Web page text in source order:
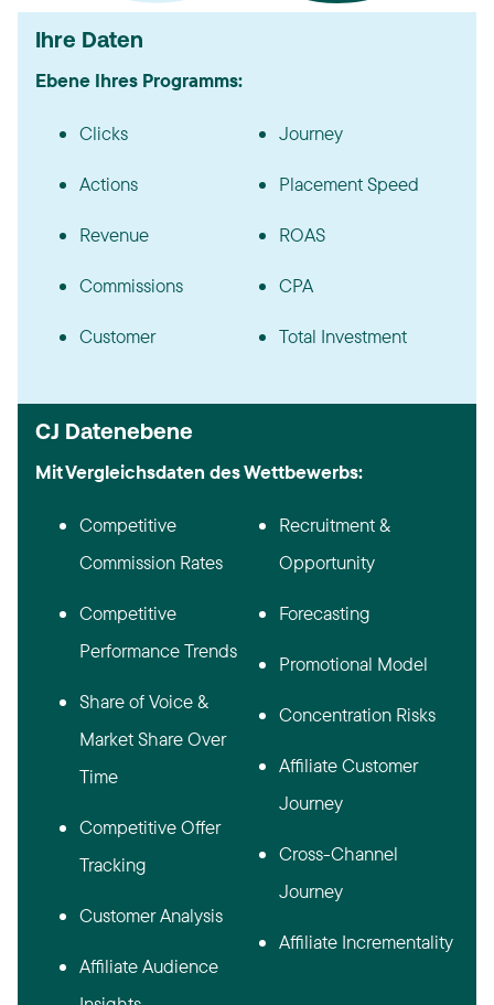
Ihre Daten
Ebene Ihres Programms:
Clicks
Actions
Revenue
Commissions
Customer
Journey
Placement Speed
ROAS
CPA
Total Investment
CJ Datenebene
Mit Vergleichsdaten des Wettbewerbs:
Competitive
Commission Rates
Competitive
Performance Trends
Share of Voice &
Market Share Over
Time
Competitive Offer
Tracking
Customer Analysis
Affiliate Audience
Recruitment &
Opportunity
Forecasting
Promotional Model
Concentration Risks
Affiliate Customer
Journey
Cross-Channel
Journey
Affiliate Incrementality